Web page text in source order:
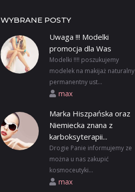
WYBRANE POSTY
Uwaga !!! Modelki
promocja dla Was
Modelki !!!! poszukujemy
modelek na makijaż naturalny
permanentny ust...
max
Marka Hiszpańska oraz
Niemiecka znana z
karboksyterapii...
Drogie Panie informujemy ze
można u nas zakupić
kosmoceutyki...
max